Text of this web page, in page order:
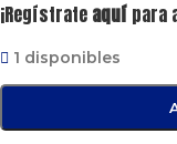
¡Regístrate aquí para
1 disponibles